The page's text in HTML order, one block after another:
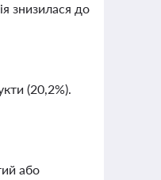
знизилася до
(20,2%).
або